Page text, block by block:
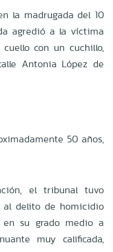
la madrugada del 10
agredió a la víctima
con un cuchillo,
Antonia López de
50 años,
el tribunal tuvo
al delito de homicidio
su grado medio a
muy calificada,